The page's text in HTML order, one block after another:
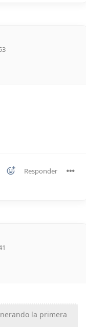
Responder
la primera